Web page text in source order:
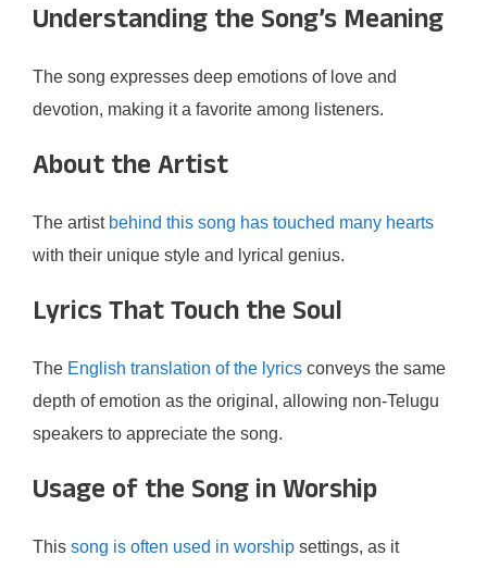
Understanding the Song’s Meaning
The song expresses deep emotions of love and
devotion, making it a favorite among listeners.
About the Artist
The artist behind this song has touched many hearts
with their unique style and lyrical genius.
Lyrics That Touch the Soul
The English translation of the lyrics conveys the same
depth of emotion as the original, allowing non-Telugu
speakers to appreciate the song.
Usage of the Song in Worship
This song is often used in worship settings, as it